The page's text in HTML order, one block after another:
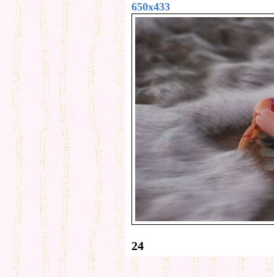
650x433
24